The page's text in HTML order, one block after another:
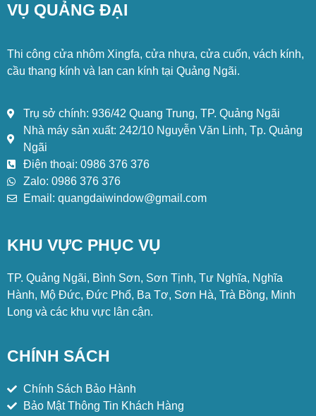
VỤ QUẢNG ĐẠI
Thi công cửa nhôm Xingfa, cửa nhựa, cửa cuốn, vách kính,
cầu thang kính và lan can kính tại Quảng Ngãi.
Trụ sở chính: 936/42 Quang Trung, TP. Quảng Ngãi
Nhà máy sản xuất: 242/10 Nguyễn Văn Linh, Tp. Quảng
Ngãi
Điện thoại: 0986 376 376
Zalo: 0986 376 376
Email: quangdaiwindow@gmail.com
KHU VỰC PHỤC VỤ
TP. Quảng Ngãi, Bình Sơn, Sơn Tịnh, Tư Nghĩa, Nghĩa
Hành, Mộ Đức, Đức Phổ, Ba Tơ, Sơn Hà, Trà Bồng, Minh
Long và các khu vực lân cận.
CHÍNH SÁCH
Chính Sách Bảo Hành
Bảo Mật Thông Tin Khách Hàng